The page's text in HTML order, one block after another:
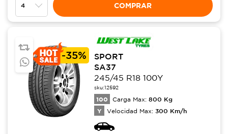
COMPRAR
-35%
SPORT
SA37
245/45 R18 100Y
sku:12592
100 Carga Max: 800 Kg
Y Velocidad Max: 300 Km/h